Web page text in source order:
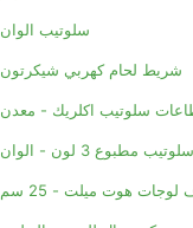
سلوتيب الوان
شريط لحام كهربي شيكرتون
سلوتيب اكلريك - معدن
سلوتيب مطبوع 3 لون - الوان
هوت ميلت - 25 سم